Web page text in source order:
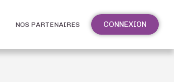
NOS PARTENAIRES CONNEXION